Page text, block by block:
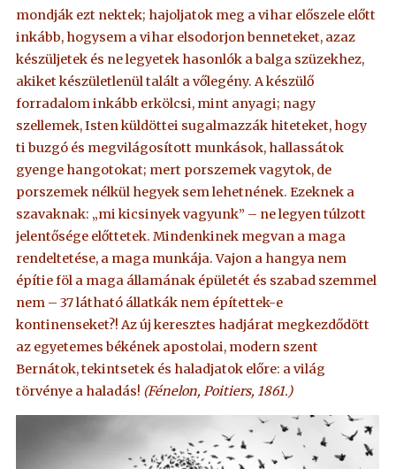
mondják ezt nektek; hajoljatok meg a vihar előszele előtt
inkább, hogysem a vihar elsodorjon benneteket, azaz
készüljetek és ne legyetek hasonlók a balga szüzekhez,
akiket készületlenül talált a vőlegény. A készülő
forradalom inkább erkölcsi, mint anyagi; nagy
szellemek, Isten küldöttei sugalmazzák hiteteket, hogy
ti buzgó és megvilágosított munkások, hallassátok
gyenge hangotokat; mert porszemek vagytok, de
porszemek nélkül hegyek sem lehetnének. Ezeknek a
szavaknak: „mi kicsinyek vagyunk” – ne legyen túlzott
jelentősége előttetek. Mindenkinek megvan a maga
rendeltetése, a maga munkája. Vajon a hangya nem
építie föl a maga államának épületét és szabad szemmel
nem – 37 látható állatkák nem építettek-e
kontinenseket?! Az új keresztes hadjárat megkezdődött
az egyetemes békének apostolai, modern szent
Bernátok, tekintsetek és haladjatok előre: a világ
törvénye a haladás! (Fénelon, Poitiers, 1861.)